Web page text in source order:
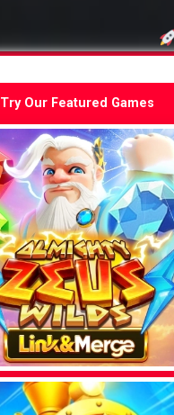
Try Our Featured Games